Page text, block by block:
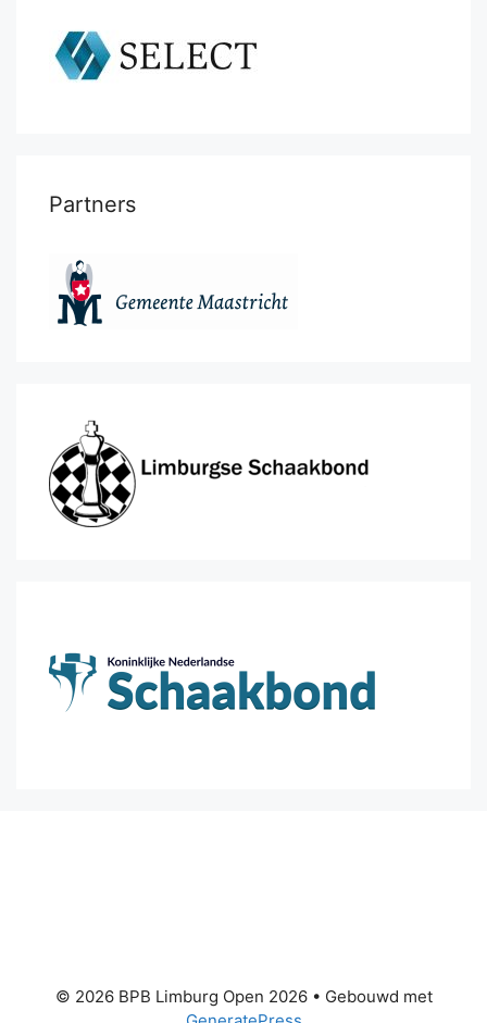
Partners
© 2026 BPB Limburg Open 2026• Gebouwd met